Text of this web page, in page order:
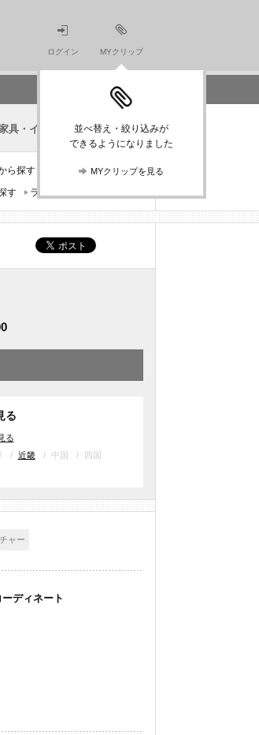
ログイン MYクリップ
並べ替え・絞り込みが
できるようになりました
MYクリップを見る
具・インテリアニュース
ら探す
デザイナーから探す
す
ランキングから探す
る
る
近畿 中国
四国
ャー
ディネート